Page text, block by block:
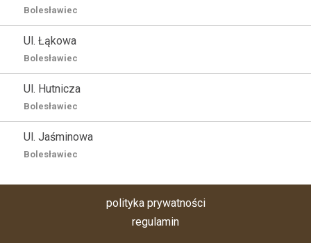
Bolesławiec
Ul. Łąkowa
Bolesławiec
Ul. Hutnicza
Bolesławiec
Ul. Jaśminowa
Bolesławiec
polityka prywatności
regulamin